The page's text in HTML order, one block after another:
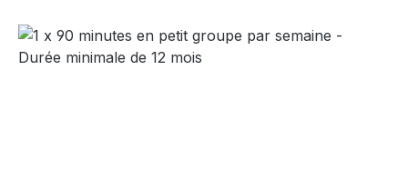
Ignorer la galerie d'images